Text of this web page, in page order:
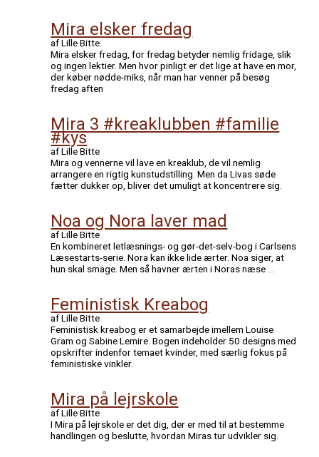
Mira elsker fredag
af Lille Bitte
Mira elsker fredag, for fredag betyder nemlig fridage, slik
og ingen lektier. Men hvor pinligt er det lige at have en mor,
der køber nødde-miks, når man har venner på besøg
fredag aften
Mira 3 #kreaklubben #familie
#kys
af Lille Bitte
Mira og vennerne vil lave en kreaklub, de vil nemlig
arrangere en rigtig kunstudstilling. Men da Livas søde
fætter dukker op, bliver det umuligt at koncentrere sig.
Noa og Nora laver mad
af Lille Bitte
En kombineret letlæsnings- og gør-det-selv-bog i Carlsens
Læsestarts-serie. Nora kan ikke lide ærter. Noa siger, at
hun skal smage. Men så havner ærten i Noras næse …
Feministisk Kreabog
af Lille Bitte
Feministisk kreabog er et samarbejde imellem Louise
Gram og Sabine Lemire. Bogen indeholder 50 designs med
opskrifter indenfor temaet kvinder, med særlig fokus på
feministiske vinkler.
Mira på lejrskole
af Lille Bitte
I Mira på lejrskole er det dig, der er med til at bestemme
handlingen og beslutte, hvordan Miras tur udvikler sig.